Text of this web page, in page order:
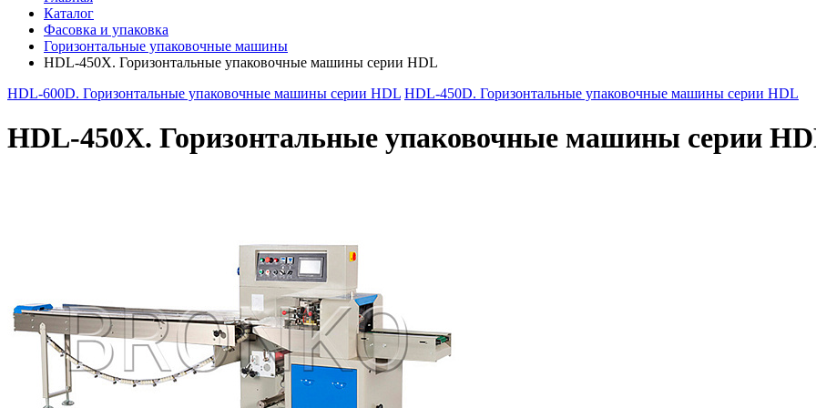
Каталог
Фасовка и упаковка
Горизонтальные упаковочные машины
HDL-450X. Горизонтальные упаковочные машины серии HDL
HDL-600D. Горизонтальные упаковочные машины серии HDL HDL-450D. Горизонтальные упаковочные машины серии HDL
HDL-450X. Горизонтальные упаковочные машины серии